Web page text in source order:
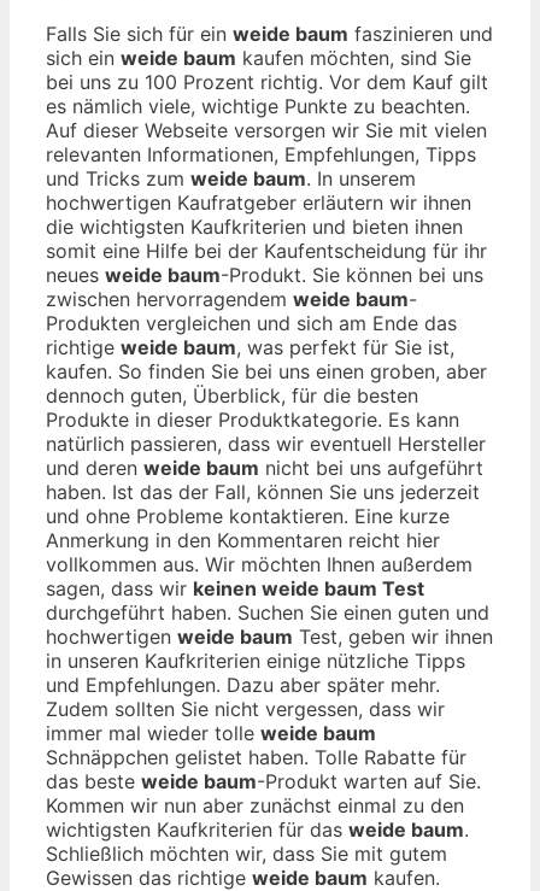
Falls Sie sich für ein weide baum faszinieren und
sich ein weide baum kaufen möchten, sind Sie
bei uns zu 100 Prozent richtig. Vor dem Kauf gilt
es nämlich viele, wichtige Punkte zu beachten.
Auf dieser Webseite versorgen wir Sie mit vielen
relevanten Informationen, Empfehlungen, Tipps
und Tricks zum weide baum. In unserem
hochwertigen Kaufratgeber erläutern wir ihnen
die wichtigsten Kaufkriterien und bieten ihnen
somit eine Hilfe bei der Kaufentscheidung für ihr
neues weide baum-Produkt. Sie können bei uns
zwischen hervorragendem weide baum-
Produkten vergleichen und sich am Ende das
richtige weide baum, was perfekt für Sie ist,
kaufen. So finden Sie bei uns einen groben, aber
dennoch guten, Überblick, für die besten
Produkte in dieser Produktkategorie. Es kann
natürlich passieren, dass wir eventuell Hersteller
und deren weide baum nicht bei uns aufgeführt
haben. Ist das der Fall, können Sie uns jederzeit
und ohne Probleme kontaktieren. Eine kurze
Anmerkung in den Kommentaren reicht hier
vollkommen aus. Wir möchten Ihnen außerdem
sagen, dass wir keinen weide baum Test
durchgeführt haben. Suchen Sie einen guten und
hochwertigen weide baum Test, geben wir ihnen
in unseren Kaufkriterien einige nützliche Tipps
und Empfehlungen. Dazu aber später mehr.
Zudem sollten Sie nicht vergessen, dass wir
immer mal wieder tolle weide baum
Schnäppchen gelistet haben. Tolle Rabatte für
das beste weide baum-Produkt warten auf Sie.
Kommen wir nun aber zunächst einmal zu den
wichtigsten Kaufkriterien für das weide baum.
Schließlich möchten wir, dass Sie mit gutem
Gewissen das richtige weide baum kaufen.